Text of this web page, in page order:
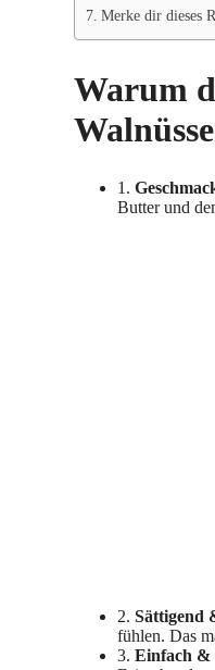
Merke dir dieses
Warum
1.
Butter und
2. Sättigend
fühlen. Das
3. Einfach &